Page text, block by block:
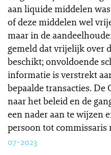
aan liquide middelen
of deze middelen wel
maar in de
gemeld dat vrijelijk over
beschikt; onvoldoende
informatie is verstrekt
bepaalde transacties. De
naar het beleid en de
een nader aan te wijzen
persoon tot commissaris
07-2023